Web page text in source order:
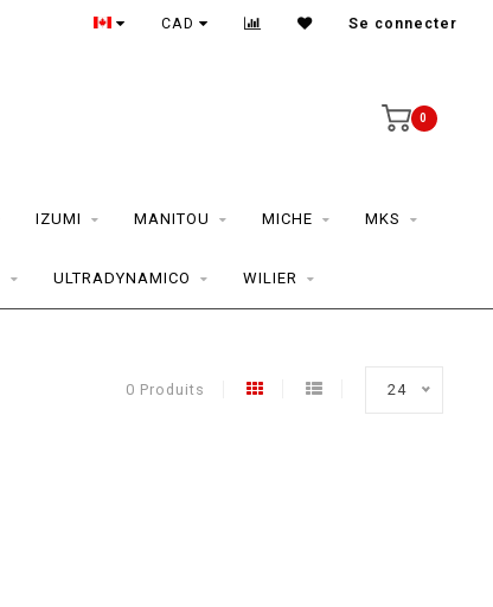
CAD Se connecter
0
IZUMI MANITOU MICHE MKS
ULTRADYNAMICO WILIER
0 Produits 24